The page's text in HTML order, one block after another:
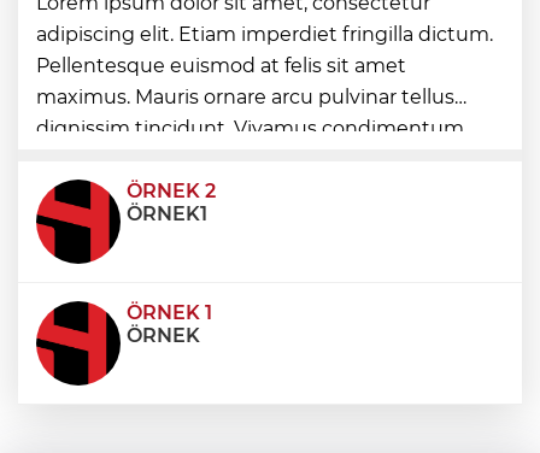
Ormanya’da doğanın farklı yüzü
İstanbul’da suç çetelerine operasyon!
adipiscing elit. Etiam imperdiet fringilla dictum.
Pellentesque euismod at felis sit amet
maximus. Mauris ornare arcu pulvinar tellus
dignissim tincidunt. Vivamus condimentum
condimentum eros et, faucibus sapien. Praese
ÖRNEK 2
ÖRNEK1
ÖRNEK 1
ÖRNEK